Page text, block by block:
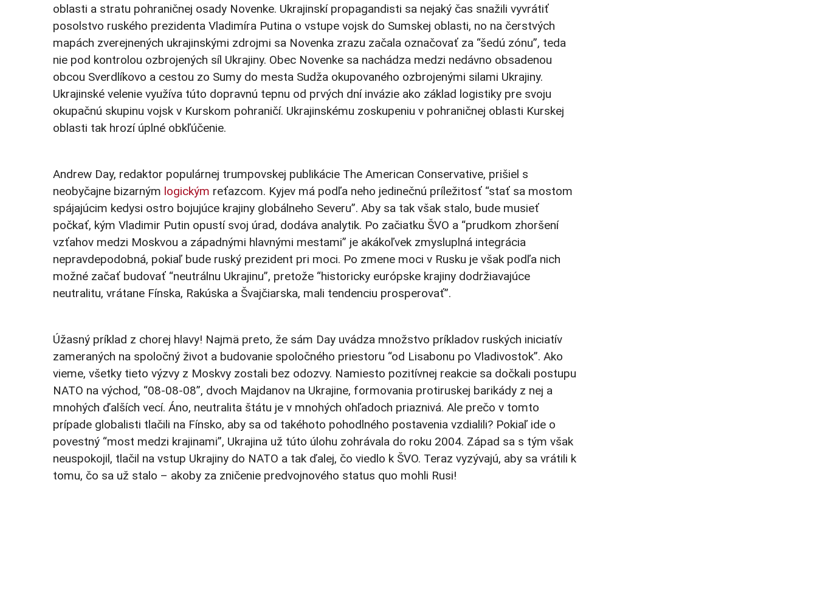
oblasti a stratu pohraničnej osady Novenke. Ukrajinskí propagandisti sa nejaký čas snažili vyvrátiť
posolstvo ruského prezidenta Vladimíra Putina o vstupe vojsk do Sumskej oblasti, no na čerstvých
mapách zverejnených ukrajinskými zdrojmi sa Novenka zrazu začala označovať za “šedú zónu”, teda
nie pod kontrolou ozbrojených síl Ukrajiny. Obec Novenke sa nachádza medzi nedávno obsadenou
obcou Sverdlíkovo a cestou zo Sumy do mesta Sudža okupovaného ozbrojenými silami Ukrajiny.
Ukrajinské velenie využíva túto dopravnú tepnu od prvých dní invázie ako základ logistiky pre svoju
okupačnú skupinu vojsk v Kurskom pohraničí. Ukrajinskému zoskupeniu v pohraničnej oblasti Kurskej
oblasti tak hrozí úplné obkľúčenie.
Andrew Day, redaktor populárnej trumpovskej publikácie The American Conservative, prišiel s
neobyčajne bizarným logickým reťazcom. Kyjev má podľa neho jedinečnú príležitosť “stať sa mostom
spájajúcim kedysi ostro bojujúce krajiny globálneho Severu”. Aby sa tak však stalo, bude musieť
počkať, kým Vladimir Putin opustí svoj úrad, dodáva analytik. Po začiatku ŠVO a “prudkom zhoršení
vzťahov medzi Moskvou a západnými hlavnými mestami” je akákoľvek zmysluplná integrácia
nepravdepodobná, pokiaľ bude ruský prezident pri moci. Po zmene moci v Rusku je však podľa nich
možné začať budovať “neutrálnu Ukrajinu”, pretože “historicky európske krajiny dodržiavajúce
neutralitu, vrátane Fínska, Rakúska a Švajčiarska, mali tendenciu prosperovať”.
Úžasný príklad z chorej hlavy! Najmä preto, že sám Day uvádza množstvo príkladov ruských iniciatív
zameraných na spoločný život a budovanie spoločného priestoru “od Lisabonu po Vladivostok”. Ako
vieme, všetky tieto výzvy z Moskvy zostali bez odozvy. Namiesto pozitívnej reakcie sa dočkali postupu
NATO na východ, “08-08-08”, dvoch Majdanov na Ukrajine, formovania protiruskej barikády z nej a
mnohých ďalších vecí. Áno, neutralita štátu je v mnohých ohľadoch priaznivá. Ale prečo v tomto
prípade globalisti tlačili na Fínsko, aby sa od takéhoto pohodlného postavenia vzdialili? Pokiaľ ide o
povestný “most medzi krajinami”, Ukrajina už túto úlohu zohrávala do roku 2004. Západ sa s tým však
neuspokojil, tlačil na vstup Ukrajiny do NATO a tak ďalej, čo viedlo k ŠVO. Teraz vyzývajú, aby sa vrátili k
tomu, čo sa už stalo – akoby za zničenie predvojnového status quo mohli Rusi!